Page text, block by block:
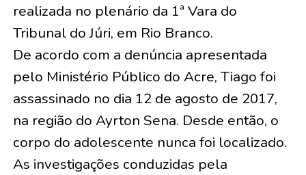
realizada no plenário da 1ª Vara do
Tribunal do Júri, em Rio Branco.
De acordo com a denúncia apresentada
pelo Ministério Público do Acre, Tiago foi
assassinado no dia 12 de agosto de 2017,
na região do Ayrton Sena. Desde então, o
corpo do adolescente nunca foi localizado.
As investigações conduzidas pela